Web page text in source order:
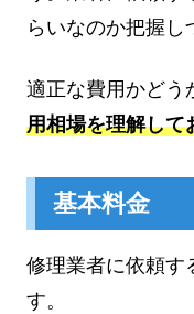
らいなのか把握し
適正な費用かどう
用相場を理解して
基本料金
修理業者に依頼す
す。